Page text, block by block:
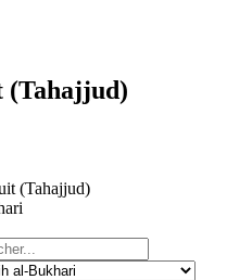
(Tahajjud)
(Tahajjud)